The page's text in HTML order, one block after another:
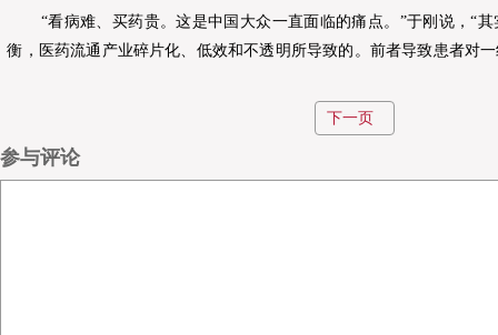
“看病难、买药贵。这是中国大众一直面临的痛点。”于刚说，“其
衡，医药流通产业碎片化、低效和不透明所导致的。前者导致患者对
下一页
参与评论